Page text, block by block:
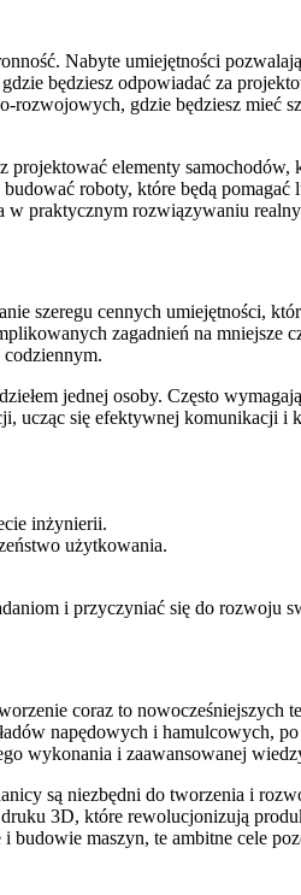
Nabyte umiejętności
będziesz odpowiadać za
gdzie będziesz mieć
elementy
roboty, które będą
w praktycznym rozwiązywaniu
szeregu cennych umiejętności,
zagadnień na
jednej osoby. Często
ucząc się efektywnej komunikacji
inżynierii.
użytkowania.
i przyczyniać się do rozwoju
coraz to
napędowych i hamulcowych,
wykonania i zaawansowanej
są niezbędni do tworzenia i
3D, które rewolucjonizują
maszyn, te ambitne cele